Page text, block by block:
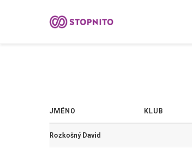
JMÉNO KLUB
Rozkošný David